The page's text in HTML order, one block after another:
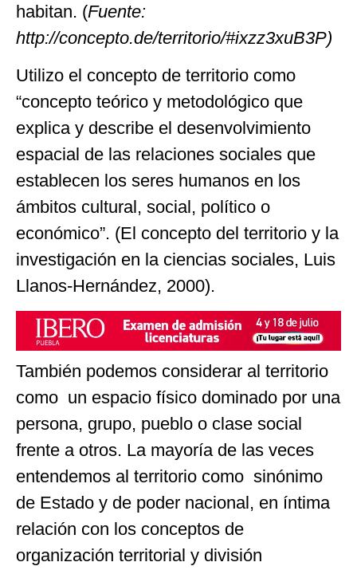
habitan. (Fuente:
http://concepto.de/territorio/#ixzz3xuB3P)
Utilizo el concepto de territorio como
“concepto teórico y metodológico que
explica y describe el desenvolvimiento
espacial de las relaciones sociales que
establecen los seres humanos en los
ámbitos cultural, social, político o
económico”. (El concepto del territorio y la
investigación en la ciencias sociales, Luis
Llanos-Hernández, 2000).
También podemos considerar al territorio
como un espacio físico dominado por una
persona, grupo, pueblo o clase social
frente a otros. La mayoría de las veces
entendemos al territorio como sinónimo
de Estado y de poder nacional, en íntima
relación con los conceptos de
organización territorial y división